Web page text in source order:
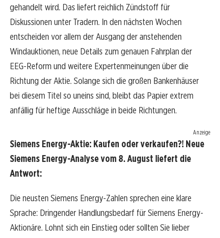
gehandelt wird. Das liefert reichlich Zündstoff für
Diskussionen unter Tradern. In den nächsten Wochen
entscheiden vor allem der Ausgang der anstehenden
Windauktionen, neue Details zum genauen Fahrplan der
EEG-Reform und weitere Expertenmeinungen über die
Richtung der Aktie. Solange sich die großen Bankenhäuser
bei diesem Titel so uneins sind, bleibt das Papier extrem
anfällig für heftige Ausschläge in beide Richtungen.
Anzeige
Siemens Energy-Aktie: Kaufen oder verkaufen?! Neue
Siemens Energy-Analyse vom 8. August liefert die
Antwort:
Die neusten Siemens Energy-Zahlen sprechen eine klare
Sprache: Dringender Handlungsbedarf für Siemens Energy-
Aktionäre. Lohnt sich ein Einstieg oder sollten Sie lieber